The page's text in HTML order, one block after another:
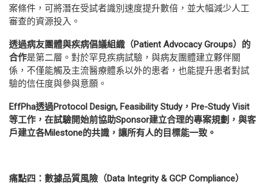
案條件，可將潛在受試者識別速度提升數倍，並大幅減少人工
審查的資源投入。
透過病友團體與疾病倡議組織（Patient Advocacy Groups）的
合作是第二層。對於罕見疾病試驗，與病友團體建立夥伴關
係，不僅能觸及主流醫療體系以外的患者，也能提升患者對試
驗的信任度與參與意願。
EffPha透過Protocol Design, Feasibility Study， Pre-Study Visit
等工作，在試驗開始前協助Sponsor建立合理的專案規劃，與客
戶建立各Milestone的共識，讓所有人的目標能一致。
痛點四：數據品質風險（Data Integrity & GCP Compliance）